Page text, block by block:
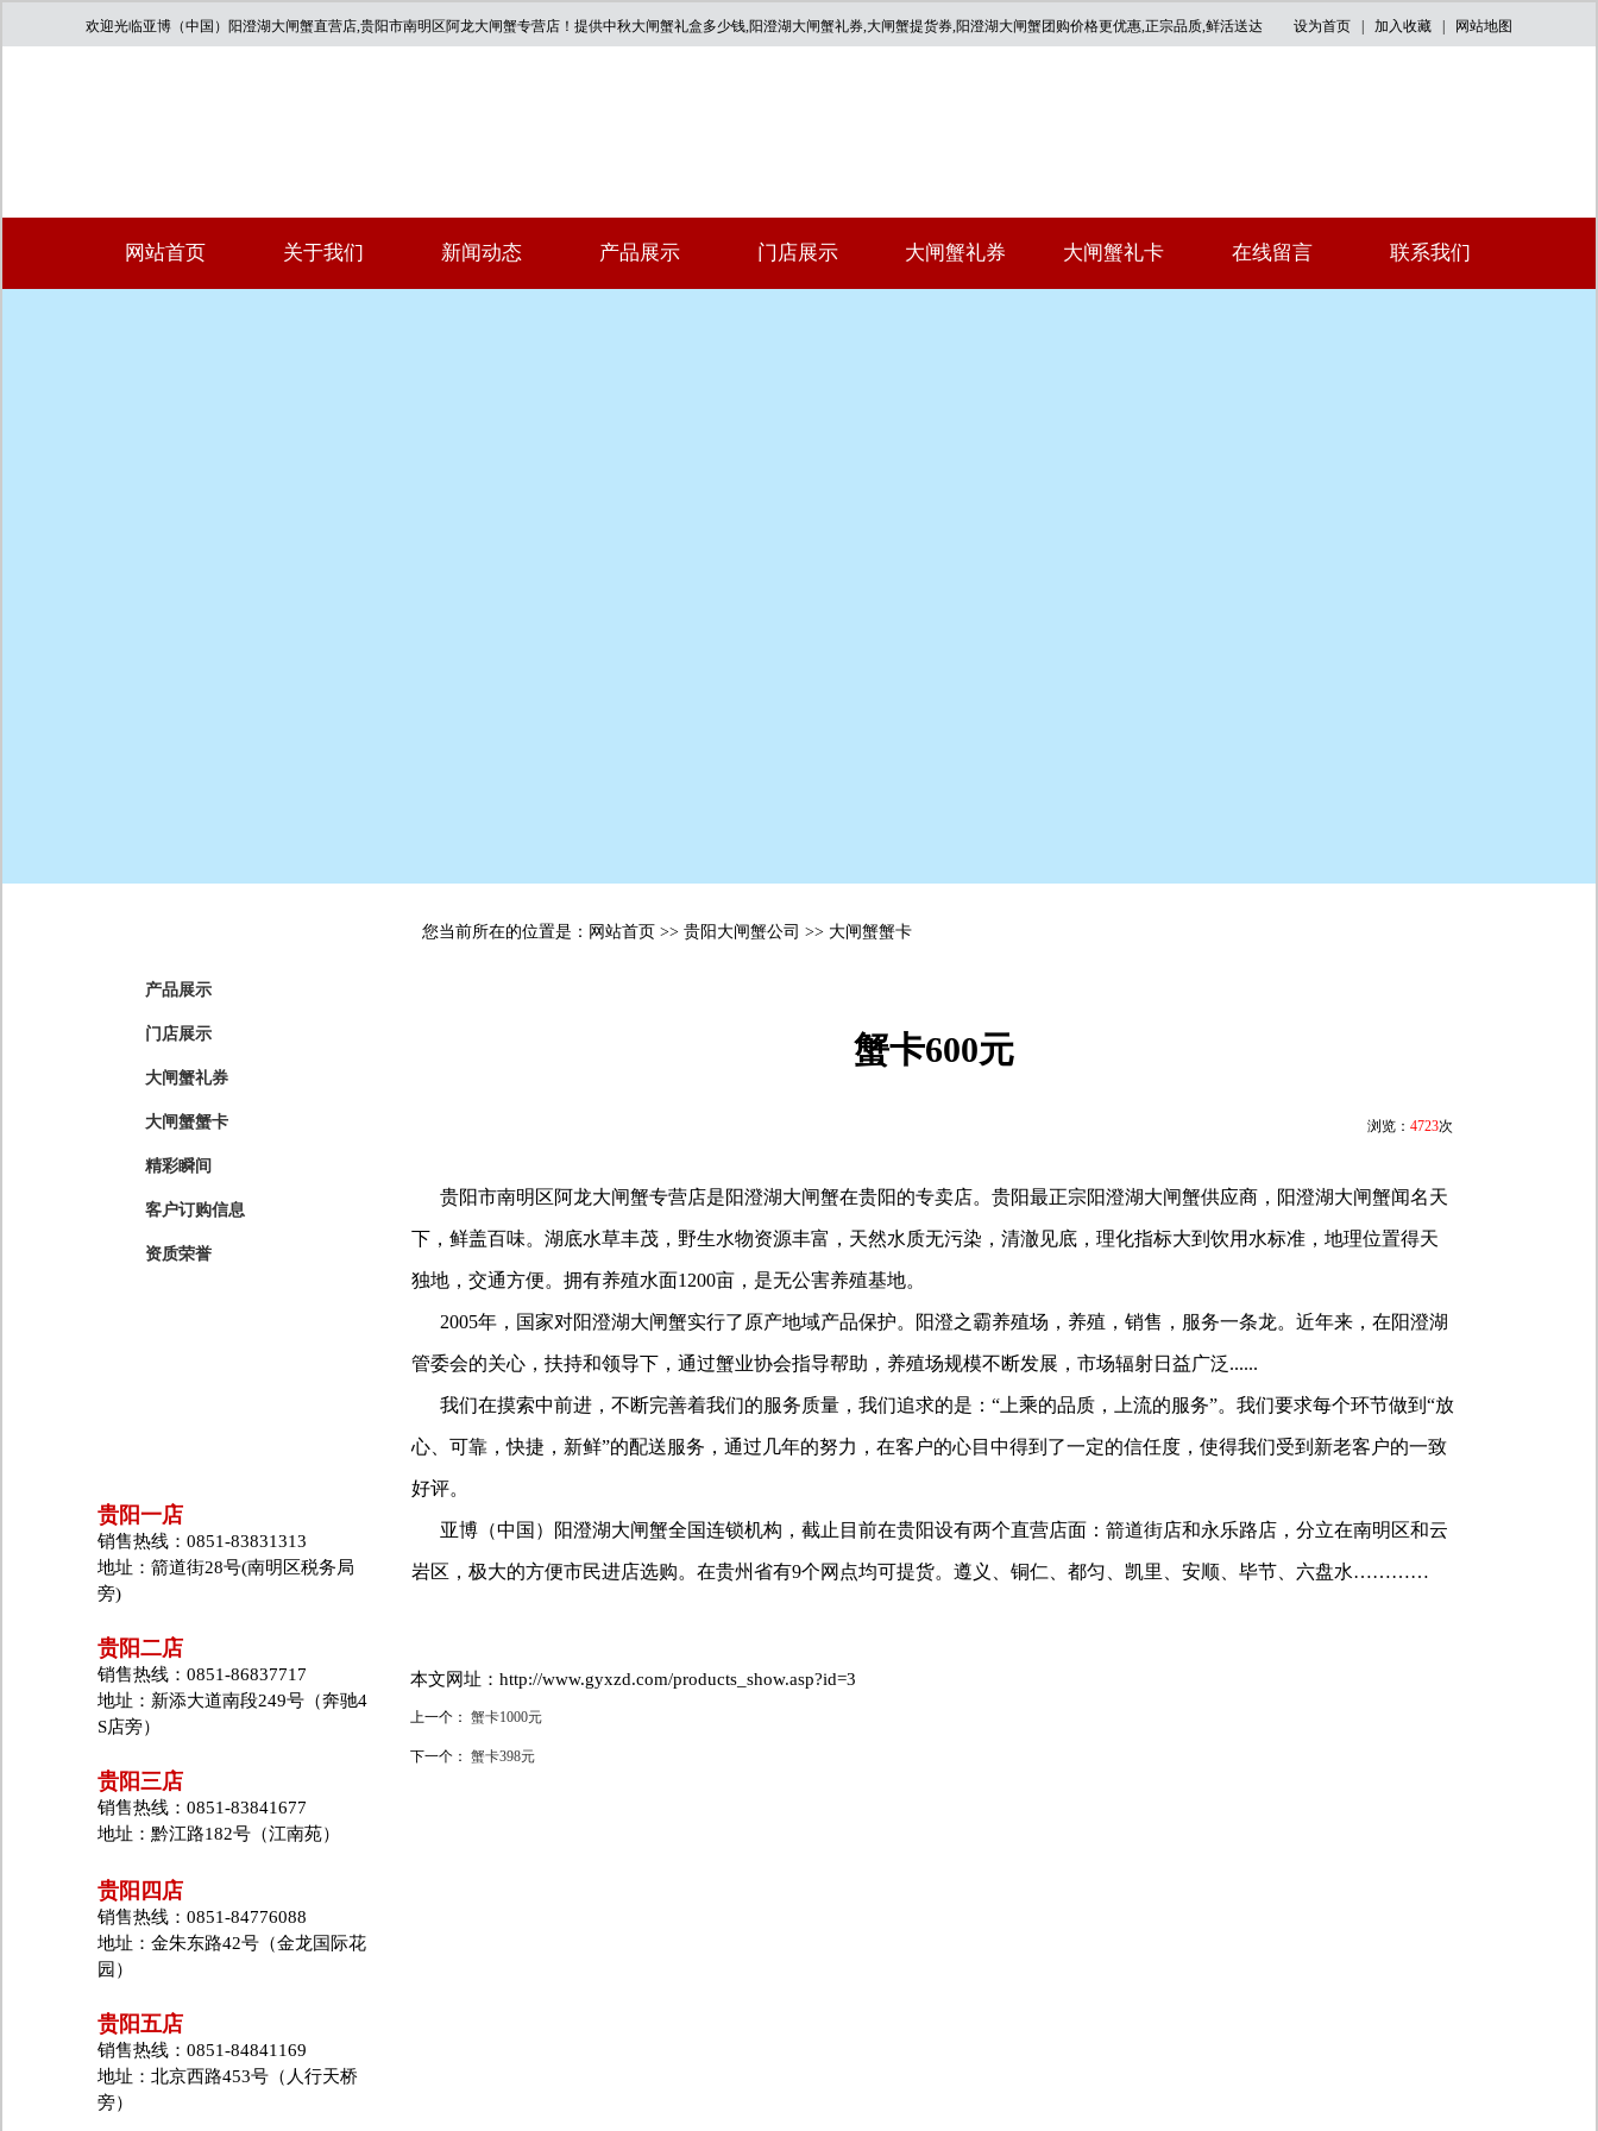
欢迎光临亚博（中国）阳澄湖大闸蟹直营店,贵阳市南明区阿龙大闸蟹专营店！提供中秋大闸蟹礼盒多少钱,阳澄湖大闸蟹礼券,大闸蟹提货券,阳澄湖大闸蟹团购价格更优惠,正宗品质,鲜活送达 设为首页 | 加入收藏 网站地图
网站首页 关于我们 新闻动态 产品展示 门店展示 大闸蟹礼券 大闸蟹礼卡 在线留言 联系我们
产品展示
门店展示
大闸蟹礼券
大闸蟹蟹卡
精彩瞬间
客户订购信息
资质荣誉
贵阳一店
销售热线：0851-83831313
地址：箭道街28号(南明区税务局
旁)
贵阳二店
销售热线：0851-86837717
地址：新添大道南段249号（奔驰4
S店旁）
贵阳三店
销售热线：0851-83841677
地址：黔江路182号（江南苑）
贵阳四店
销售热线：0851-84776088
地址：金朱东路42号（金龙国际花
园）
贵阳五店
销售热线：0851-84841169
地址：北京西路453号（人行天桥
旁）
您当前所在的位置是：网站首页 >> 贵阳大闸蟹公司 >> 大闸蟹蟹卡
蟹卡600元
浏览： 4723次
贵阳市南明区阿龙大闸蟹专营店是阳澄湖大闸蟹在贵阳的专卖店。贵阳最正宗阳澄湖大闸蟹供应商，阳澄湖大闸蟹闻名天
下，鲜盖百味。湖底水草丰茂，野生水物资源丰富，天然水质无污染，清澈见底，理化指标大到饮用水标准，地理位置得天
独地，交通方便。拥有养殖水面1200亩，是无公害养殖基地。
2005年，国家对阳澄湖大闸蟹实行了原产地域产品保护。阳澄之霸养殖场，养殖，销售，服务一条龙。近年来，在阳澄湖
管委会的关心，扶持和领导下，通过蟹业协会指导帮助，养殖场规模不断发展，市场辐射日益广泛......
我们在摸索中前进，不断完善着我们的服务质量，我们追求的是：“上乘的品质，上流的服务”。我们要求每个环节做到“放
心、可靠，快捷，新鲜”的配送服务，通过几年的努力，在客户的心目中得到了一定的信任度，使得我们受到新老客户的一致
好评。
亚博（中国）阳澄湖大闸蟹全国连锁机构，截止目前在贵阳设有两个直营店面：箭道街店和永乐路店，分立在南明区和云
岩区，极大的方便市民进店选购。在贵州省有9个网点均可提货。遵义、铜仁、都匀、凯里、安顺、毕节、六盘水…………
本文网址：http://www.gyxzd.com/products_show.asp?id=3
上一个： 蟹卡1000元
下一个： 蟹卡398元